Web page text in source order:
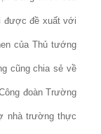
được đề xuất với
của Thủ tướng
cũng chia sẻ về
đoàn Trường
nhà trường thực